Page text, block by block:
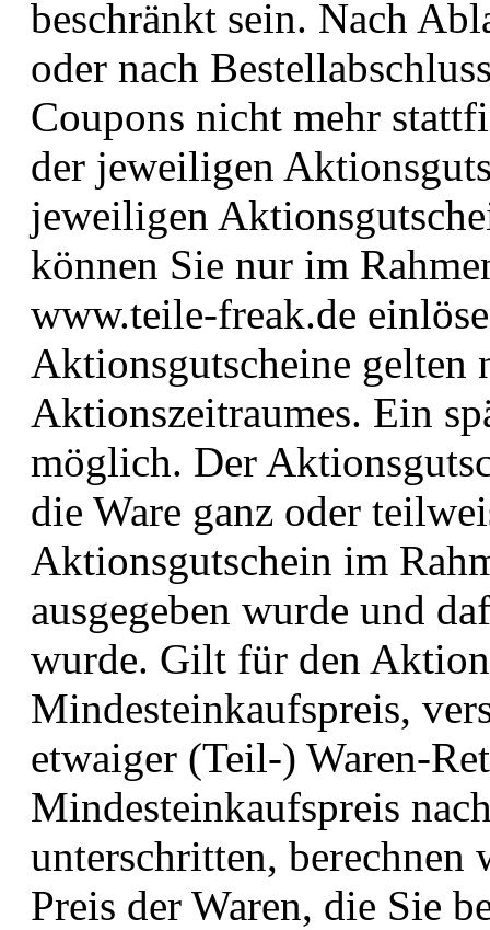
beschränkt sein. Nach
oder nach
Coupons nicht mehr
der jeweiligen
jeweiligen
können Sie nur im
www.teile-freak.de
Aktionsgutscheine gelten
Aktionszeitraumes. Ein
möglich. Der
die Ware ganz oder
Aktionsgutschein im
ausgegeben wurde und
wurde. Gilt für den
Mindesteinkaufspreis,
etwaiger (Teil-) Waren-
Mindesteinkaufspreis
unterschritten,
Preis der Waren, die Sie